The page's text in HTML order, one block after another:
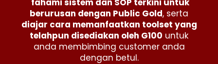
fahami sistem dan SOP terkini untuk
berurusan dengan Public Gold, serta
diajar cara memanfaatkan toolset yang
telahpun disediakan oleh G100 untuk
anda membimbing customer anda
dengan betul.